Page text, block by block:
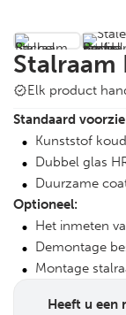
Stalraam
Elk product
Standaard
Kunststof
Dubbel glas
Duurzame
Optioneel:
Het inmeten
Demontage
Montage
Heeft u een